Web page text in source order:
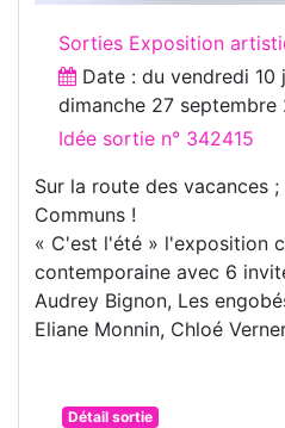
Sorties Exposition
Date : du vendredi 10
dimanche 27 septembre
Idée sortie n° 342415
Sur la route des vacances
Communs !
« C'est l'été » l'exposition
contemporaine avec 6
Audrey Bignon, Les
Eliane Monnin, Chloé
Détail sortie